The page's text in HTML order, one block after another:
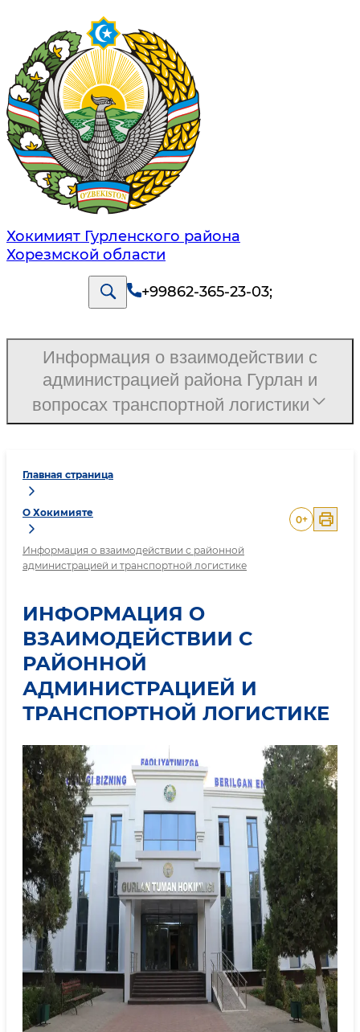
Хокимият Гурленского района
Хорезмской области
+99862-365-23-03;
Главная страница
О Хокимияте
Информация о взаимодействии с районной
администрацией и транспортной логистике
0+
ИНФОРМАЦИЯ О
ВЗАИМОДЕЙСТВИИ С
РАЙОННОЙ
АДМИНИСТРАЦИЕЙ И
ТРАНСПОРТНОЙ ЛОГИСТИКЕ
Информация о взаимодействии с
администрацией района Гурлан и
вопросах транспортной логистики